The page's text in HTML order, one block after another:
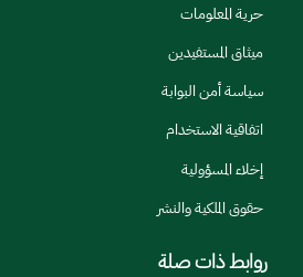
حرية المعلومات
ميثاق المستفيدين
سياسة أمن البوابة
اتفاقية الاستخدام
إخلاء المسؤولية
حقوق الملكية والنشر
روابط ذات صلة